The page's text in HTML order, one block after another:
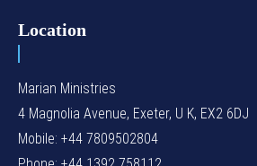
Location
Marian Ministries
4 Magnolia Avenue, Exeter, U K, EX2 6DJ
Mobile: +44 7809502804